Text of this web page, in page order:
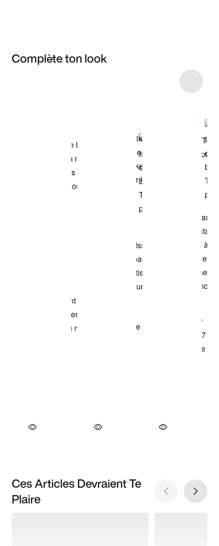
Complète ton look
Ces Articles Devraient Te
Plaire